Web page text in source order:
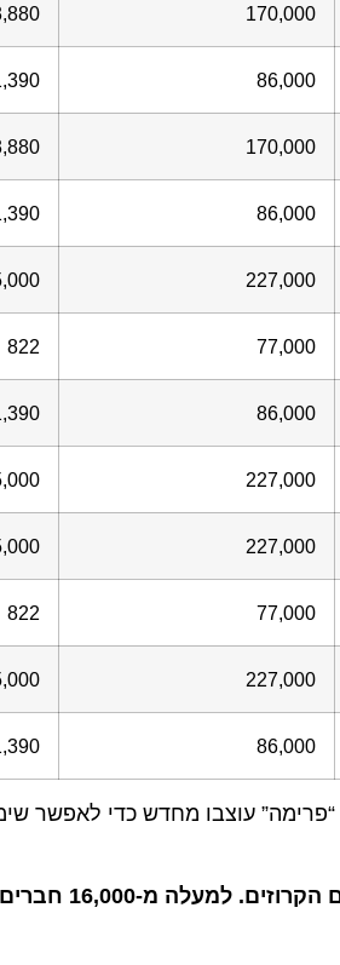
170,000
3,880
86,000
1,390
170,000
3,880
86,000
1,390
227,000
5,000
77,000
86,000
1,390
227,000
5,000
227,000
5,000
77,000
227,000
5,000
86,000
1,390
עוצבו מחדש כדי לאפשר שימוש
למעלה מ-16,000 חברים